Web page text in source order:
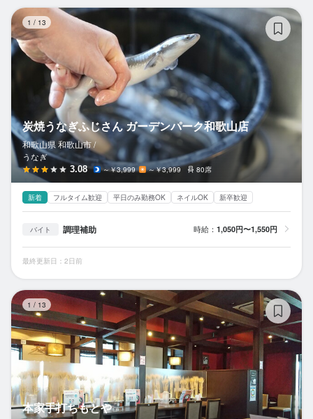
1 / 13
炭焼うなぎふじさん ガーデンパーク和歌山店
和歌山県 和歌山市 /
うなぎ
3.08 ～￥3,999 ～￥3,999 80席
新着 フルタイム歓迎 平日のみ勤務OK ネイルOK 新卒歓迎
バイト 調理補助 時給： 1,050円〜1,550円
最終更新日：2日前
1 / 13
本家手打ちもとや